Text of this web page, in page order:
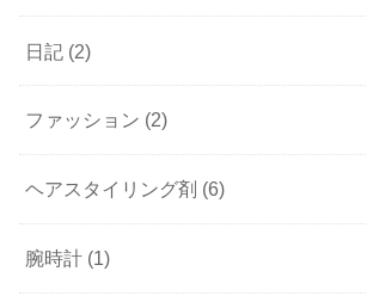
日記 (2)
ファッション (2)
ヘアスタイリング剤 (6)
腕時計 (1)